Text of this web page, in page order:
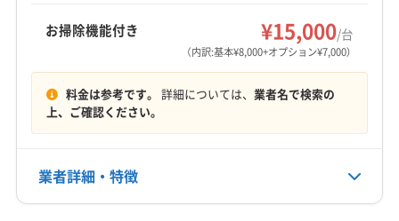
お掃除機能付き ¥15,000/台
（内訳:基本¥8,000+オプション¥7,000）
料金は参考です。 詳細については、 業者名で検索の
上、ご確認ください。
業者詳細・特徴